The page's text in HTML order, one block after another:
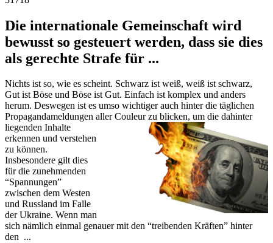
Die internationale Gemeinschaft wird
bewusst so gesteuert werden, dass sie dies
als gerechte Strafe für ...
Nichts ist so, wie es scheint. Schwarz ist weiß, weiß ist schwarz,
Gut ist Böse und Böse ist Gut. Einfach ist komplex und anders
herum. Deswegen ist es umso wichtiger auch hinter die täglichen
Propagandameldungen aller Couleur zu blicken, um die dahinter
liegenden Inhalte
erkennen und verstehen
zu können.
Insbesondere gilt dies
für die zunehmenden
“Spannungen”
zwischen dem Westen
und Russland im Falle
der Ukraine. Wenn man
sich nämlich einmal genauer mit den “treibenden Kräften” hinter
den ...